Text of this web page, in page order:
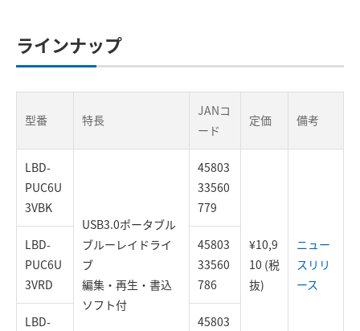
ラインナップ
型番 特長
JANコ
ード
定価 備考
LBD-
PUC6U
3VBK
USB3.0ポータブル
ブルーレイドライ
ブ
編集・再生・書込
ソフト付
45803
33560
779
¥10,9
10 (税
抜)
ニュー
スリリ
ース
LBD-
PUC6U
3VRD
45803
33560
786
LBD-
45803